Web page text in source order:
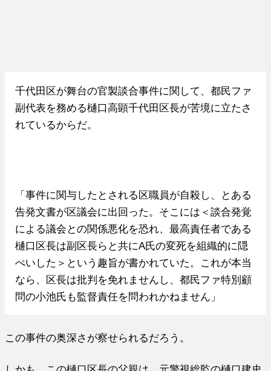
千代田区が舞台の官製談合事件に関して、都民ファ
副代表を務める樋口高顕千代田区長が苦境に立たさ
れているからだ。
「事件に関与したとされる区職員が自殺し、とある
告発文書が区議会に出回った。そこには＜談合発覚
による議会との関係悪化を恐れ、最高責任者である
樋口区長は副区長らと共にA氏の変死を組織的に隠
ぺいした＞という趣旨が書かれていた。これが本当
なら、区長は批判を免れませんし、都民ファ特別顧
問の小池氏も監督責任を問われかねません」
この事件の奥深さが察せられるだろう。